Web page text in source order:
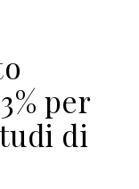
per
di